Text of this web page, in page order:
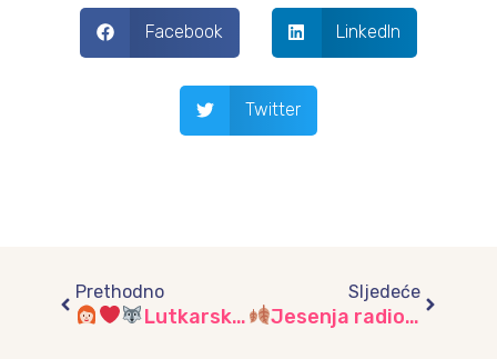
Facebook LinkedIn
Twitter
Prethodno
Lutkarska predstava “Crvenkapica i vuk”, vrtić “Višnjik”
Sljedeće
Jesenja radionica, vrtić „Dječiji Grad“